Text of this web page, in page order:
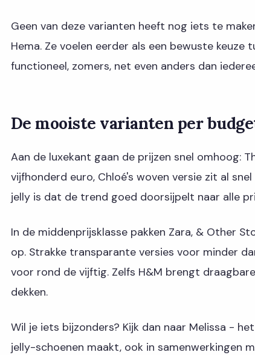
Geen van deze varianten heeft nog iets te
Hema. Ze voelen eerder als een bewuste keuze
functioneel, zomers, net even anders dan
De mooiste varianten per
Aan de luxekant gaan de prijzen snel omhoog:
vijfhonderd euro, Chloé's woven versie zit al
jelly is dat de trend goed doorsijpelt naar alle
In de middenprijsklasse pakken Zara, & Other
op. Strakke transparante versies voor minder
voor rond de vijftig. Zelfs H&M brengt
dekken.
Wil je iets bijzonders? Kijk dan naar Melissa -
jelly-schoenen maakt, ook in samenwerkingen